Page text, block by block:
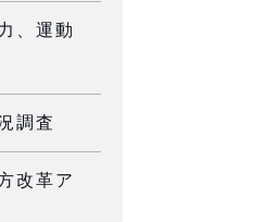
、運動
調査
改革ア